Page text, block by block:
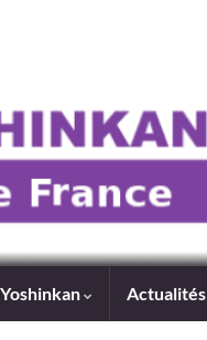
Actualités